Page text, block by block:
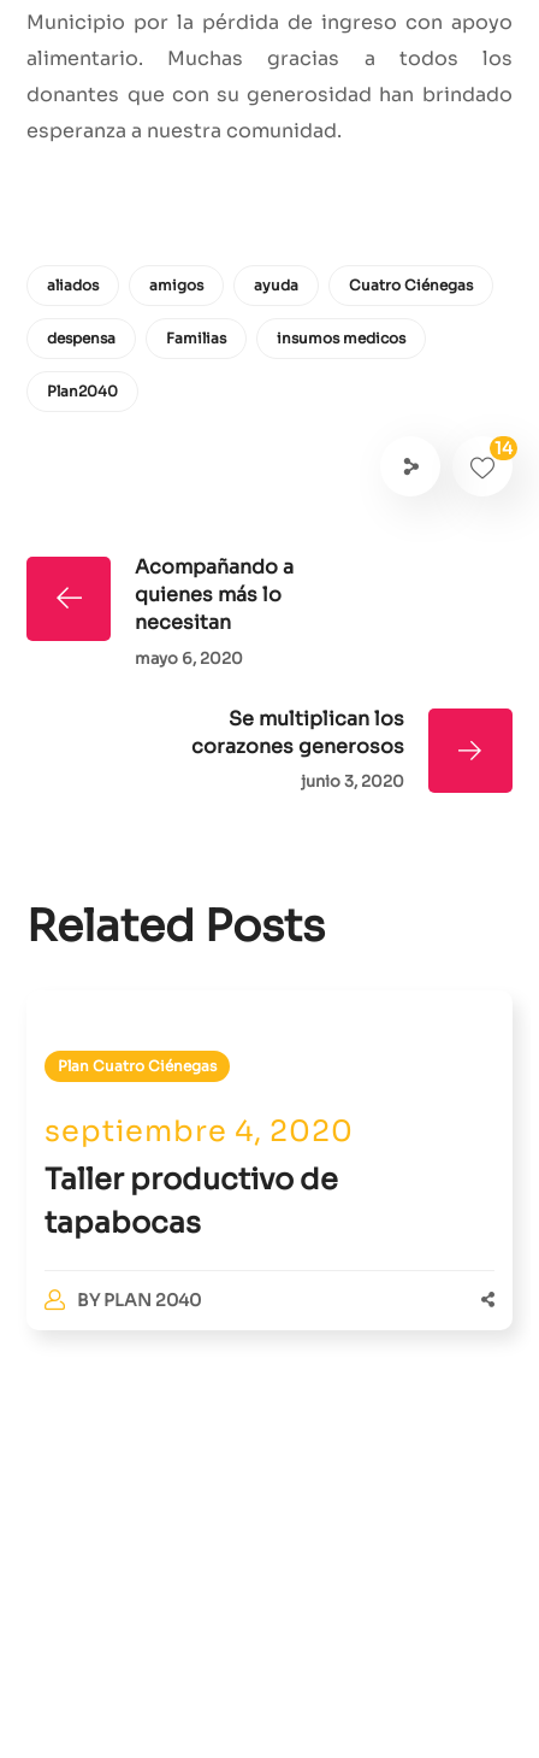
Municipio por la pérdida de ingreso con apoyo
alimentario. Muchas gracias a todos los
donantes que con su generosidad han brindado
esperanza a nuestra comunidad.
aliados amigos ayuda Cuatro Ciénegas
despensa Familias insumos medicos
Plan2040
14
Acompañando a
quienes más lo
necesitan
mayo 6, 2020
Se multiplican los
corazones generosos
junio 3, 2020
Related Posts
Plan Cuatro Ciénegas
septiembre 4, 2020
Taller productivo de
tapabocas
BYPLAN 2040